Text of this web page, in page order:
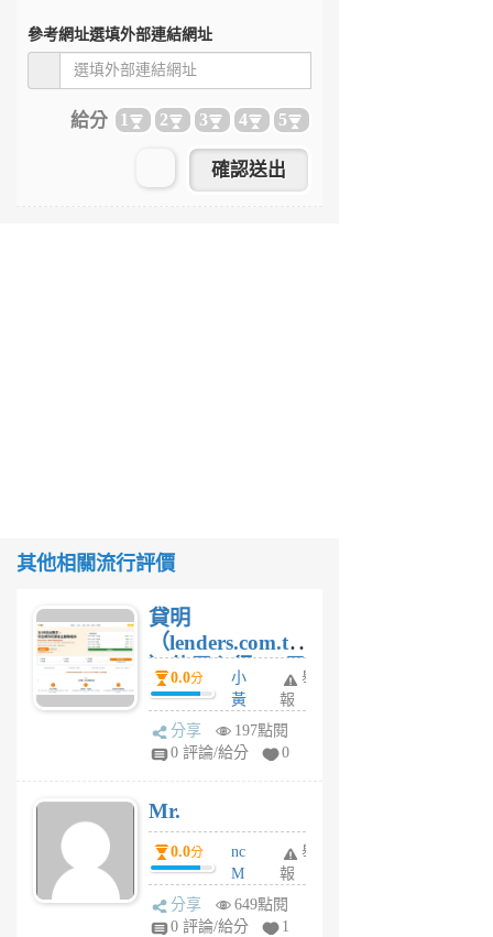
參考網址選填外部連結網址
給分 1 2 3 4 5
其他相關流行評價
貸明
（lenders.com.tw
）使用心得 — 民
間貸款比較平台
體驗
0.0分
小
黃
蜂
1
舉
報
分享
197點閱
0 評論/給分
0
Mr.
0.0分
nc
M
U
F
舉
報
分享
649點閱
0 評論/給分
1